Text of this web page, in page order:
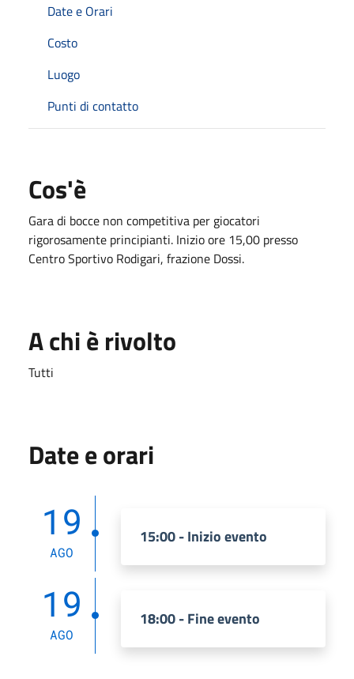
Date e Orari
Costo
Luogo
Punti di contatto
Cos'è
Gara di bocce non competitiva per giocatori
rigorosamente principianti. Inizio ore 15,00 presso
Centro Sportivo Rodigari, frazione Dossi.
A chi è rivolto
Tutti
Date e orari
19
AGO
15:00 - Inizio evento
19
AGO
18:00 - Fine evento